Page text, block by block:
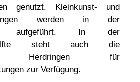
genutzt. Kleinkunst- und
werden in der
aufgeführt. In der
steht auch die
Herdringen für
zur Verfügung.